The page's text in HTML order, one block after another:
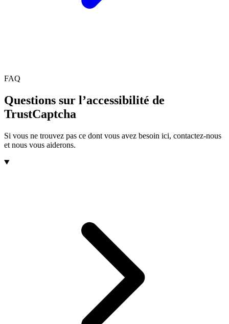
FAQ
Questions sur l’accessibilité de
TrustCaptcha
Si vous ne trouvez pas ce dont vous avez besoin ici, contactez-nous
et nous vous aiderons.